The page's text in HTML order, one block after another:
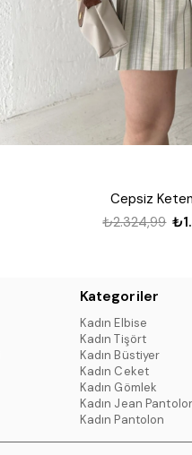
Cepsiz
₺2.324,99
Kategoriler
Kadın Elbise
Kadın Tişört
Kadın Büstiyer
Kadın Ceket
Kadın Gömlek
Kadın Jean
Kadın Pantolon